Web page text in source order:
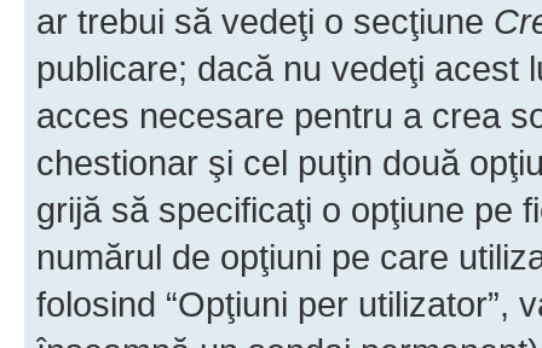
ar trebui să vedeţi o secţiune
publicare; dacă nu vedeţi acest
acces necesare pentru a crea
chestionar şi cel puţin două
grijă să specificaţi o opţiune pe
numărul de opţiuni pe care
folosind “Opţiuni per utilizator”,